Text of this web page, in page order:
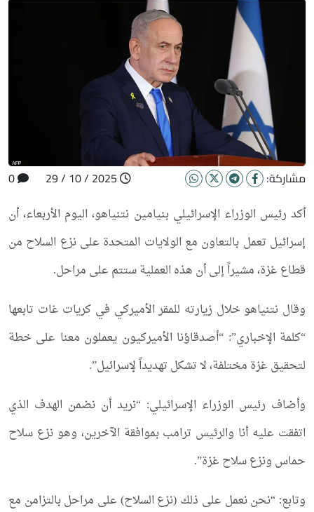
مشاركة:
أكد رئيس الوزراء الإسرائيلي بنيامين نتنياهو، اليوم الأربعاء، أن
إسرائيل تعمل بالتعاون مع الولايات المتحدة على نزع السلاح من
قطاع غزة، مشيراً إلى أن هذه العملية ستتم على مراحل.
وقال نتنياهو خلال زيارته للمقر الأميركي في كريات غات تابعها
“كلمة الإخباري”: “أصدقاؤنا الأميركيون يعملون معنا على خطة
لتحقيق غزة مختلفة، لا تشكل تهديداً لإسرائيل”.
وأضاف رئيس الوزراء الإسرائيلي: “نريد أن نضمن الهدف الذي
اتفقت عليه أنا والرئيس ترامب بموافقة الآخرين، وهو نزع سلاح
حماس ونزع سلاح غزة”.
وتابع: “نحن نعمل على ذلك (نزع السلاح) على مراحل بالتزامن مع